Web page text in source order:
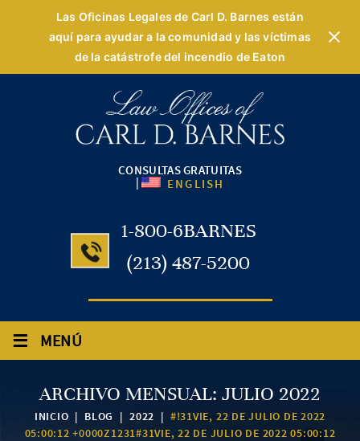
Las Oficinas Legales de Carl D. Barnes están
aquí para ayudar a la comunidad y las víctimas
de la catástrofe del incendio de Eaton
CONSULTAS GRATUITAS
| ENGLISH
1-800-6BARNES
(213) 487-5200
≡ MENÚ
ARCHIVO MENSUAL: JULIO 2022
INICIO | BLOG |2022 | #!31VIE, 22 DE JULIO DE 2022
05:00:12 +0000Z1231#31VIE, 22 DE JULIO DE 2022 05:00:12